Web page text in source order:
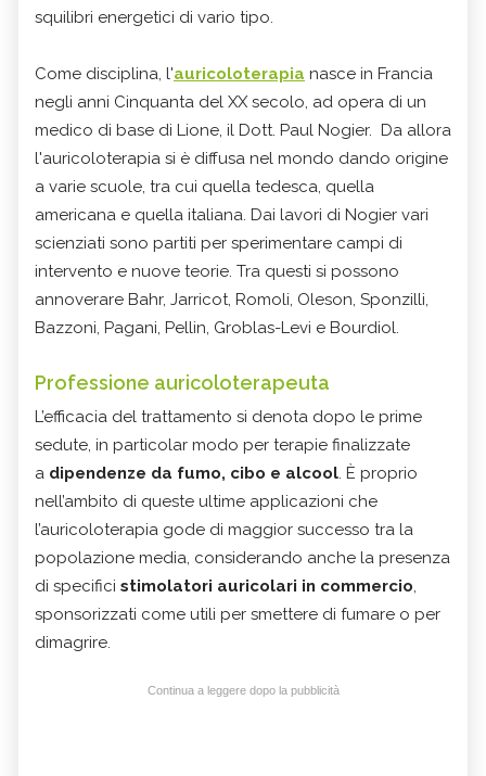
squilibri energetici di vario tipo.
Come disciplina, l'auricoloterapia nasce in Francia
negli anni Cinquanta del XX secolo, ad opera di un
medico di base di Lione, il Dott. Paul Nogier. Da allora
l'auricoloterapia si è diffusa nel mondo dando origine
a varie scuole, tra cui quella tedesca, quella
americana e quella italiana. Dai lavori di Nogier vari
scienziati sono partiti per sperimentare campi di
intervento e nuove teorie. Tra questi si possono
annoverare Bahr, Jarricot, Romoli, Oleson, Sponzilli,
Bazzoni, Pagani, Pellin, Groblas-Levi e Bourdiol.
Professione auricoloterapeuta
L’efficacia del trattamento si denota dopo le prime
sedute, in particolar modo per terapie finalizzate
a dipendenze da fumo, cibo e alcool. È proprio
nell’ambito di queste ultime applicazioni che
l’auricoloterapia gode di maggior successo tra la
popolazione media, considerando anche la presenza
di specifici stimolatori auricolari in commercio,
sponsorizzati come utili per smettere di fumare o per
dimagrire.
Continua a leggere dopo la pubblicità